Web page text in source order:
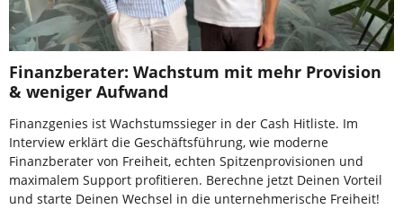
Finanzberater: Wachstum mit mehr Provision
& weniger Aufwand
Finanzgenies ist Wachstumssieger in der Cash Hitliste. Im
Interview erklärt die Geschäftsführung, wie moderne
Finanzberater von Freiheit, echten Spitzenprovisionen und
maximalem Support profitieren. Berechne jetzt Deinen Vorteil
und starte Deinen Wechsel in die unternehmerische Freiheit!